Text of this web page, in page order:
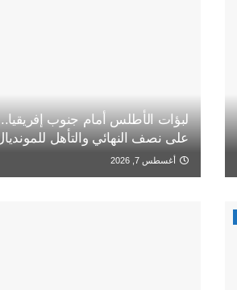
لبؤات الأطلس أمام جنوب
على نصف النهائي والتأهل
أغسطس 7, 2026